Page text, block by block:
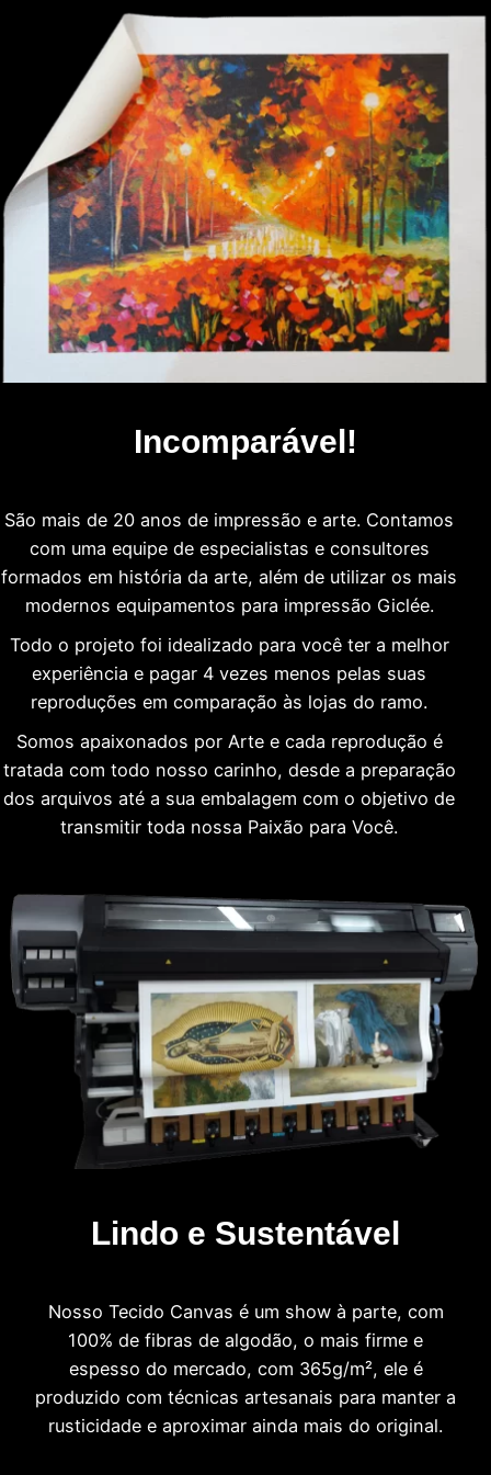
Incomparável!
São mais de 20 anos de impressão e arte. Contamos
com uma equipe de especialistas e consultores
formados em história da arte, além de utilizar os mais
modernos equipamentos para impressão Giclée.
Todo o projeto foi idealizado para você ter a melhor
experiência e pagar 4 vezes menos pelas suas
reproduções em comparação às lojas do ramo.
Somos apaixonados por Arte e cada reprodução é
tratada com todo nosso carinho, desde a preparação
dos arquivos até a sua embalagem com o objetivo de
transmitir toda nossa Paixão para Você.
Lindo e Sustentável
Nosso Tecido Canvas é um show à parte, com
100% de fibras de algodão, o mais firme e
espesso do mercado, com 365g/m², ele é
produzido com técnicas artesanais para manter a
rusticidade e aproximar ainda mais do original.